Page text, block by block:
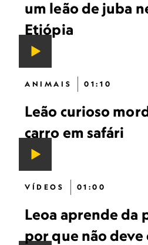
um leão de juba
Etiópia
ANIMAIS 01:10
Leão curioso
carro em safári
VÍDEOS 01:00
Leoa aprende da
por que não deve